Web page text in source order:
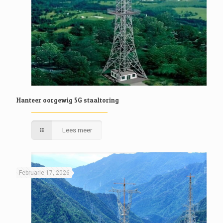
Hanteer oorgewig 5G staaltoring
Lees meer
Februarie 17, 2026